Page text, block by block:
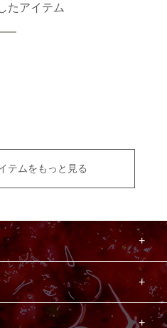
たアイテム
テムをもっと見る